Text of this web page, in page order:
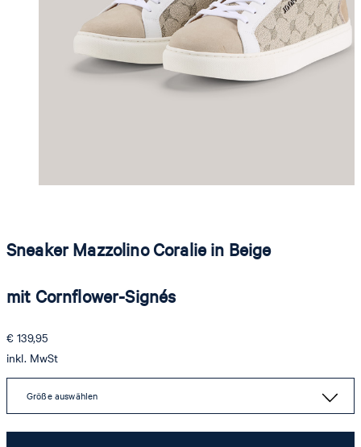
Sneaker Mazzolino Coralie in Beige
mit Cornflower-Signés
€ 139,95
inkl. MwSt
Größe auswählen